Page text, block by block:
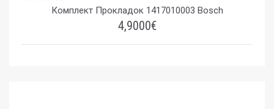
Комплект Прокладок 1417010003 Bosch
4,9000€